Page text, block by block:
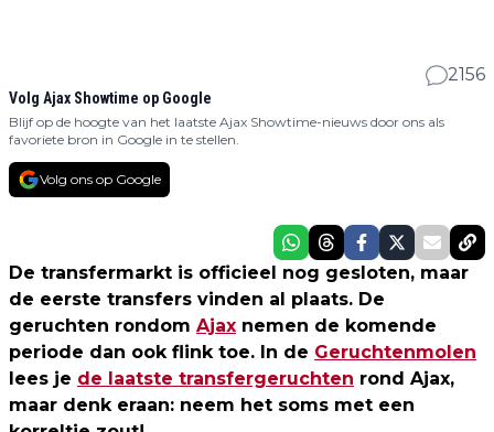
2156
Volg Ajax Showtime op Google
Blijf op de hoogte van het laatste Ajax Showtime-nieuws door ons als
favoriete bron in Google in te stellen.
Volg ons op Google
De transfermarkt is officieel nog gesloten, maar
de eerste transfers vinden al plaats. De
geruchten rondom Ajax nemen de komende
periode dan ook flink toe. In de Geruchtenmolen
lees je de laatste transfergeruchten rond Ajax,
maar denk eraan: neem het soms met een